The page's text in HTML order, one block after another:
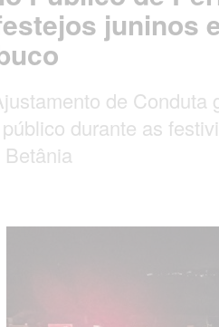
juninos
de
durante as